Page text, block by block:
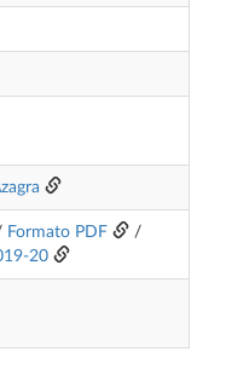
Formato PDF
/
20